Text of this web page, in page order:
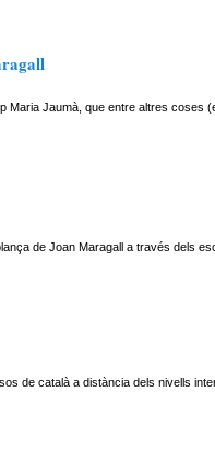
Maria Jaumà, que entre altres coses
de Joan Maragall a través dels
de català a distància dels nivells